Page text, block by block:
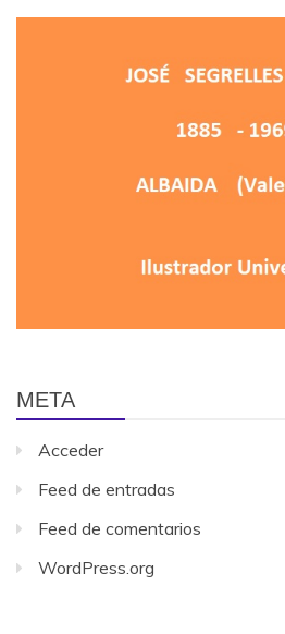
META
Acceder
Feed de entradas
Feed de comentarios
WordPress.org